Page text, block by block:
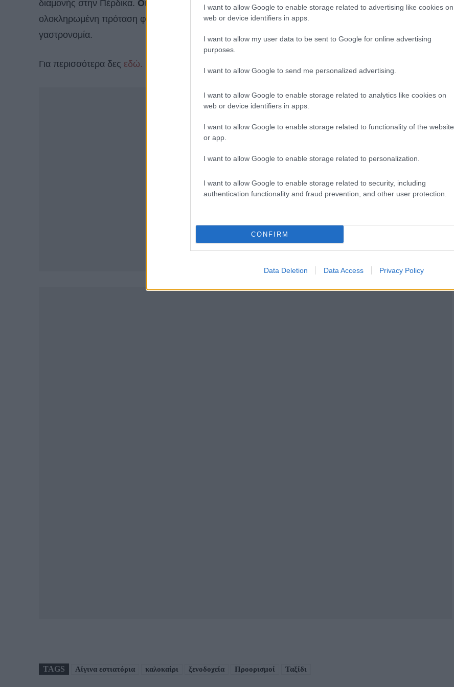
I want to allow Google to enable storage related to advertising like cookies on
web or device identifiers in apps.
I want to allow my user data to be sent to Google for online advertising
purposes.
I want to allow Google to send me personalized advertising.
I want to allow Google to enable storage related to analytics like cookies on
web or device identifiers in apps.
I want to allow Google to enable storage related to functionality of the website
or app.
I want to allow Google to enable storage related to personalization.
I want to allow Google to enable storage related to security, including
authentication functionality and fraud prevention, and other user protection.
CONFIRM
Data Deletion Data Access Privacy Policy
διαμονής στην Πέρδικα. Οι δύο επιχειρήσεις ανήκουν στην ίδια οικογένεια, δημιουργώντας μια
ολοκληρωμένη πρόταση φιλοξενίας που συνδυάζει υψηλού επιπέδου διαμονή και αυθεντική ελληνική
γαστρονομία.
Για περισσότερα δες εδώ.
TAGS Αίγινα εστιατόρια καλοκαίρι ξενοδοχεία Προορισμοί Ταξίδι